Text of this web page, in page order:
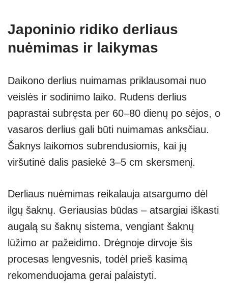
Japoninio ridiko derliaus
nuėmimas ir laikymas
Daikono derlius nuimamas priklausomai nuo
veislės ir sodinimo laiko. Rudens derlius
paprastai subręsta per 60–80 dienų po sėjos, o
vasaros derlius gali būti nuimamas anksčiau.
Šaknys laikomos subrendusiomis, kai jų
viršutinė dalis pasiekė 3–5 cm skersmenį.
Derliaus nuėmimas reikalauja atsargumo dėl
ilgų šaknų. Geriausias būdas – atsargiai iškasti
augalą su šaknų sistema, vengiant šaknų
lūžimo ar pažeidimo. Drėgnoje dirvoje šis
procesas lengvesnis, todėl prieš kasimą
rekomenduojama gerai palaistyti.